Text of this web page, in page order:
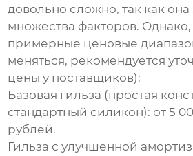
довольно сложно, так как она
множества факторов.
примерные ценовые
меняться, рекомендуется
цены у поставщиков):
Базовая гильза (простая
стандартный силикон): от 5
рублей.
Гильза с улучшенной